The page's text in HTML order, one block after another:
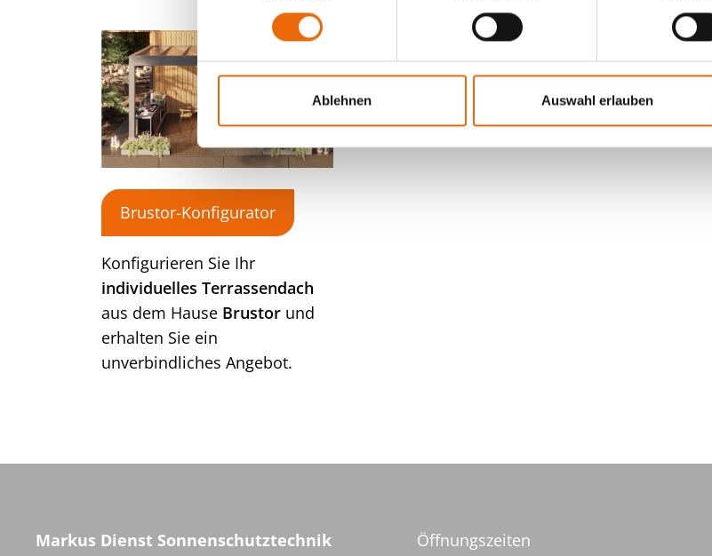
w
i
l
l
i
g
u
w
a
h
Ablehnen Auswahl erlauben
Brustor-Konfigurator
Konfigurieren Sie Ihr
individuelles Terrassendach
aus dem Hause Brustor und
erhalten Sie ein
unverbindliches Angebot.
Markus Dienst Sonnenschutztechnik
Öffnungszeiten